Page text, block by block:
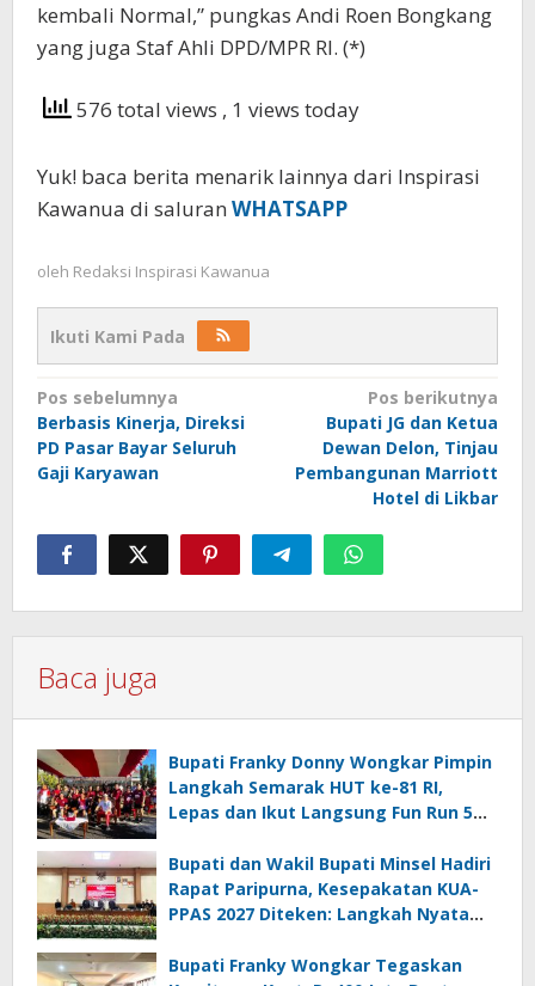
kembali Normal,” pungkas Andi Roen Bongkang
yang juga Staf Ahli DPD/MPR RI. (*)
576 total views , 1 views today
Yuk! baca berita menarik lainnya dari Inspirasi
Kawanua di saluran WHATSAPP
oleh Redaksi Inspirasi Kawanua
Ikuti Kami Pada
Navigasi
pos
Pos sebelumnya
Berbasis Kinerja, Direksi
PD Pasar Bayar Seluruh
Gaji Karyawan
Pos berikutnya
Bupati JG dan Ketua
Dewan Delon, Tinjau
Pembangunan Marriott
Hotel di Likbar
Baca juga
Bupati Franky Donny Wongkar Pimpin
Langkah Semarak HUT ke-81 RI,
Lepas dan Ikut Langsung Fun Run 5
Bupati dan Wakil Bupati Minsel Hadiri
Rapat Paripurna, Kesepakatan KUA-
PPAS 2027 Diteken: Langkah Nyata
Bupati Franky Wongkar Tegaskan